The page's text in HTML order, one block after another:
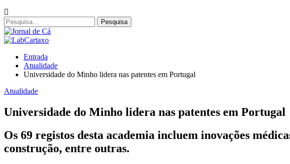
Entrada
Atualidade
Universidade do Minho lidera nas patentes em Portugal
Atualidade
Universidade do Minho lidera nas patentes em Portugal
Os 69 registos desta academia incluem inovações
construção, entre outras.